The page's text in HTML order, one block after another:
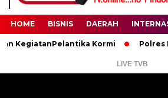
HOME BISNIS DAERAH
Kormi Polres Binjai
LIVE TVB